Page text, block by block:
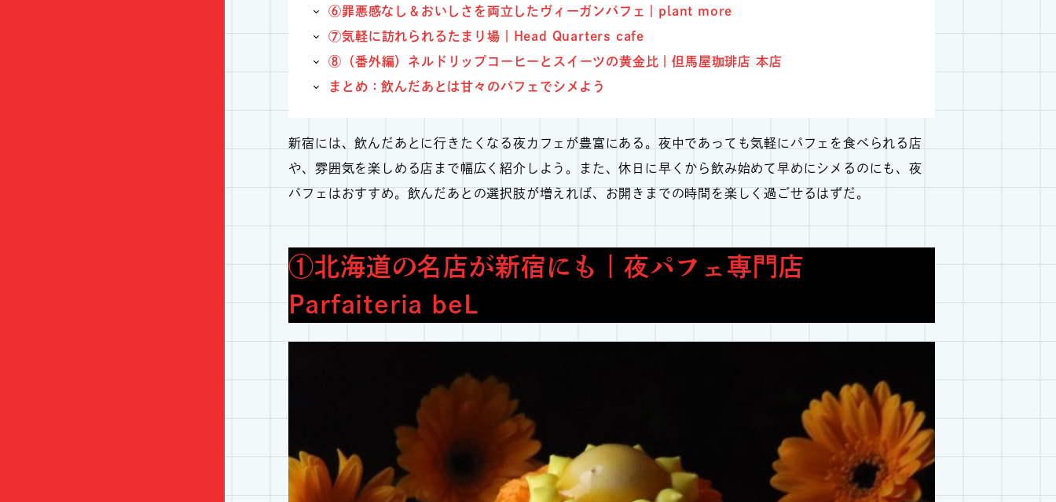
⑥罪悪感なし＆おいしさを両立したヴィーガンパフェ｜plant more
⑦気軽に訪れられるたまり場｜Head Quarters cafe
⑧ （番外編）ネルドリップコーヒーとスイーツの黄金比｜但馬屋珈琲店 本店
まとめ：飲んだあとは甘々のパフェでシメよう
新宿には、飲んだあとに行きたくなる夜カフェが豊富にある。夜中であっても気軽にパフェを食べられる店
や、雰囲気を楽しめる店まで幅広く紹介しよう。また、休日に早くから飲み始めて早めにシメるのにも、夜
パフェはおすすめ。飲んだあとの選択肢が増えれば、お開きまでの時間を楽しく過ごせるはずだ。
①北海道の名店が新宿にも｜夜パフェ専門店
Parfaiteria beL